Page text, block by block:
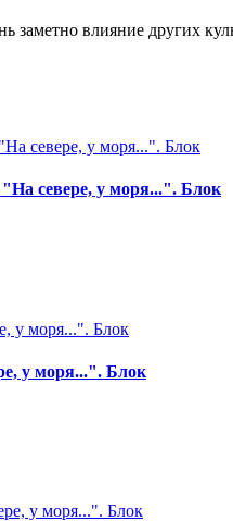
заметно влияние других
севере, у моря...". Блок
у моря...". Блок